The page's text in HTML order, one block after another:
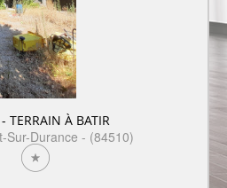
TERRAIN À BATIR
Sur-Durance - (84510)